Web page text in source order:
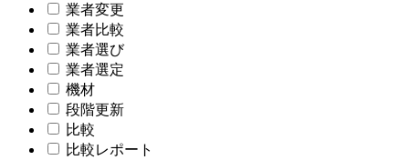
業者変更
業者比較
業者選び
業者選定
機材
段階更新
比較
比較レポート